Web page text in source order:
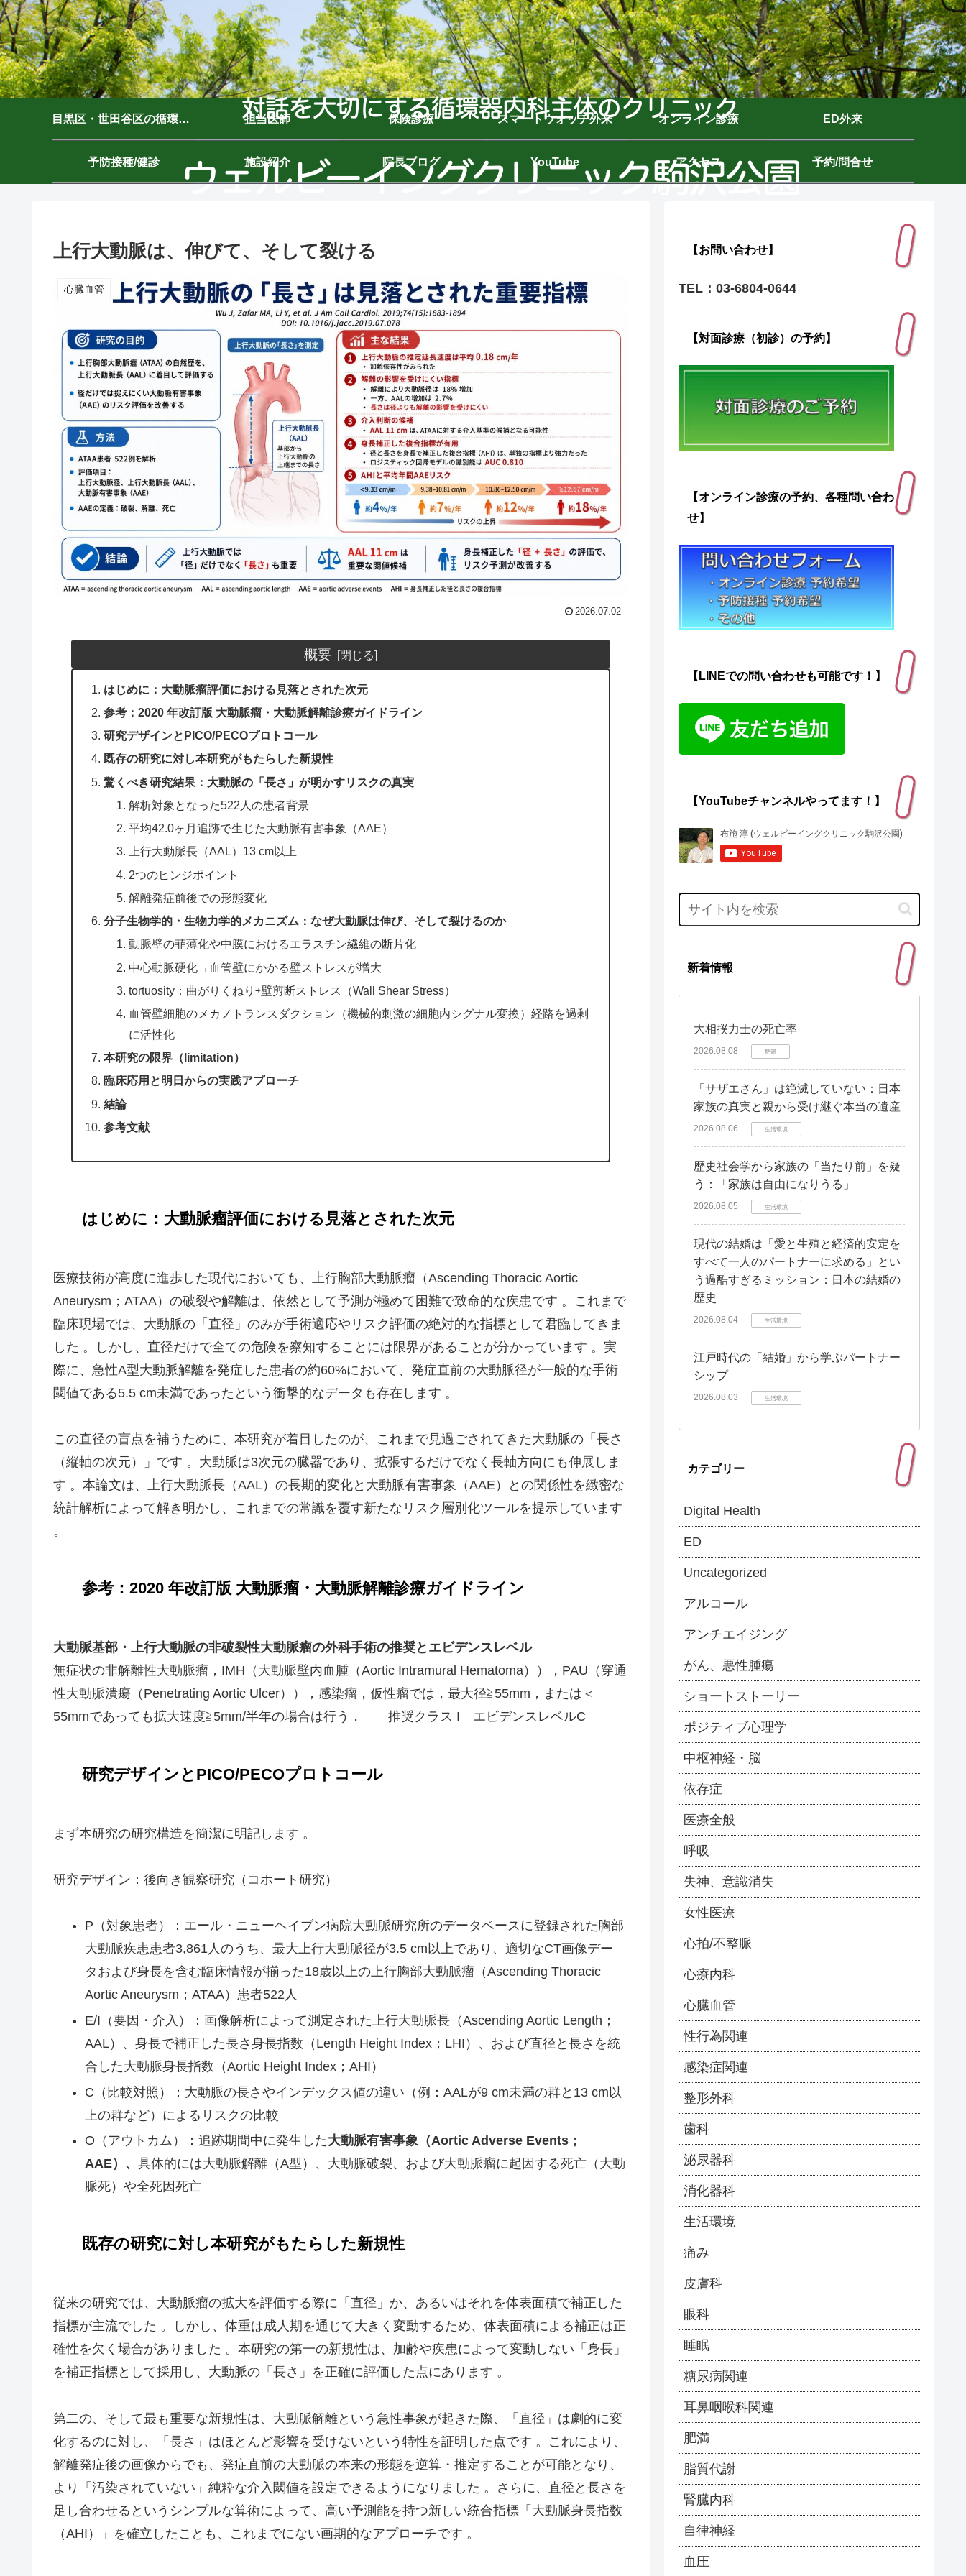
目黒区・世田谷区の循環器内科｜ウェルビーイングクリニック駒沢公園｜駒沢大学駅7分 担当医師 保険診療 スマートウォッチ外来 オンライン診療 ED外来
予防接種/健診 施設紹介 院長ブログ YouTube アクセス 予約/問合せ
上行大動脈は、伸びて、そして裂ける
心臓血管
2026.07.02
概要
はじめに：大動脈瘤評価における見落とされた次元
参考：2020 年改訂版 大動脈瘤・大動脈解離診療ガイドライン
研究デザインとPICO/PECOプロトコール
既存の研究に対し本研究がもたらした新規性
驚くべき研究結果：大動脈の「長さ」が明かすリスクの真実
解析対象となった522人の患者背景
平均42.0ヶ月追跡で生じた大動脈有害事象（AAE）
上行大動脈長（AAL）13 cm以上
2つのヒンジポイント
解離発症前後での形態変化
分子生物学的・生物力学的メカニズム：なぜ大動脈は伸び、そして裂けるのか
動脈壁の菲薄化や中膜におけるエラスチン繊維の断片化
中心動脈硬化→血管壁にかかる壁ストレスが増大
tortuosity：曲がりくねり⇨壁剪断ストレス（Wall Shear Stress）
血管壁細胞のメカノトランスダクション（機械的刺激の細胞内シグナル変換）経路を過剰
に活性化
本研究の限界（limitation）
臨床応用と明日からの実践アプローチ
結論
参考文献
はじめに：大動脈瘤評価における見落とされた次元
医療技術が高度に進歩した現代においても、上行胸部大動脈瘤（Ascending Thoracic Aortic
Aneurysm；ATAA）の破裂や解離は、依然として予測が極めて困難で致命的な疾患です 。これまで
臨床現場では、大動脈の「直径」のみが手術適応やリスク評価の絶対的な指標として君臨してきま
した 。しかし、直径だけで全ての危険を察知することには限界があることが分かっています 。実
際に、急性A型大動脈解離を発症した患者の約60%において、発症直前の大動脈径が一般的な手術
閾値である5.5 cm未満であったという衝撃的なデータも存在します 。
この直径の盲点を補うために、本研究が着目したのが、これまで見過ごされてきた大動脈の「長さ
（縦軸の次元）」です 。大動脈は3次元の臓器であり、拡張するだけでなく長軸方向にも伸展しま
す 。本論文は、上行大動脈長（AAL）の長期的変化と大動脈有害事象（AAE）との関係性を緻密な
統計解析によって解き明かし、これまでの常識を覆す新たなリスク層別化ツールを提示しています
。
参考：2020 年改訂版 大動脈瘤・大動脈解離診療ガイドライン
大動脈基部・上行大動脈の非破裂性大動脈瘤の外科手術の推奨とエビデンスレベル
無症状の非解離性大動脈瘤，IMH（大動脈壁内血腫（Aortic Intramural Hematoma）），PAU（穿通
性大動脈潰瘍（Penetrating Aortic Ulcer）），感染瘤，仮性瘤では，最大径≧55mm，または＜
55mmであっても拡大速度≧5mm/半年の場合は行う． 推奨クラス I エビデンスレベルC
研究デザインとPICO/PECOプロトコール
まず本研究の研究構造を簡潔に明記します 。
研究デザイン：後向き観察研究（コホート研究）
P（対象患者）：エール・ニューヘイブン病院大動脈研究所のデータベースに登録された胸部
大動脈疾患患者3,861人のうち、最大上行大動脈径が3.5 cm以上であり、適切なCT画像デー
タおよび身長を含む臨床情報が揃った18歳以上の上行胸部大動脈瘤（Ascending Thoracic
Aortic Aneurysm；ATAA）患者522人
E/I（要因・介入）：画像解析によって測定された上行大動脈長（Ascending Aortic Length；
AAL）、身長で補正した長さ身長指数（Length Height Index；LHI）、および直径と長さを統
合した大動脈身長指数（Aortic Height Index；AHI）
C（比較対照）：大動脈の長さやインデックス値の違い（例：AALが9 cm未満の群と13 cm以
上の群など）によるリスクの比較
O（アウトカム）：追跡期間中に発生した大動脈有害事象（Aortic Adverse Events；
AAE）、 具体的には大動脈解離（A型）、大動脈破裂、および大動脈瘤に起因する死亡（大動
脈死）や全死因死亡
既存の研究に対し本研究がもたらした新規性
従来の研究では、大動脈瘤の拡大を評価する際に「直径」か、あるいはそれを体表面積で補正した
指標が主流でした 。しかし、体重は成人期を通じて大きく変動するため、体表面積による補正は正
確性を欠く場合がありました 。本研究の第一の新規性は、加齢や疾患によって変動しない「身長」
を補正指標として採用し、大動脈の「長さ」を正確に評価した点にあります 。
第二の、そして最も重要な新規性は、大動脈解離という急性事象が起きた際、「直径」は劇的に変
化するのに対し、「長さ」はほとんど影響を受けないという特性を証明した点です 。これにより、
解離発症後の画像からでも、発症直前の大動脈の本来の形態を逆算・推定することが可能となり、
より「汚染されていない」純粋な介入閾値を設定できるようになりました 。さらに、直径と長さを
足し合わせるというシンプルな算術によって、高い予測能を持つ新しい統合指標「大動脈身長指数
（AHI）」を確立したことも、これまでにない画期的なアプローチです 。
【お問い合わせ】
TEL：03-6804-0644
【対面診療（初診）の予約】
【オンライン診療の予約、各種問い合わ
せ】
【LINEでの問い合わせも可能です！】
【YouTubeチャンネルやってます！】
新着情報
大相撲力士の死亡率
2026.08.08 肥満
「サザエさん」は絶滅していない：日本
家族の真実と親から受け継ぐ本当の遺産
2026.08.06 生活環境
歴史社会学から家族の「当たり前」を疑
う：「家族は自由になりうる」
2026.08.05 生活環境
現代の結婚は「愛と生殖と経済的安定を
すべて一人のパートナーに求める」とい
う過酷すぎるミッション：日本の結婚の
歴史
2026.08.04 生活環境
江戸時代の「結婚」から学ぶパートナー
シップ
2026.08.03 生活環境
カテゴリー
Digital Health
ED
Uncategorized
アルコール
アンチエイジング
がん、悪性腫瘍
ショートストーリー
ポジティブ心理学
中枢神経・脳
依存症
医療全般
呼吸
失神、意識消失
女性医療
心拍/不整脈
心療内科
心臓血管
性行為関連
感染症関連
整形外科
歯科
泌尿器科
消化器科
生活環境
痛み
皮膚科
眼科
睡眠
糖尿病関連
耳鼻咽喉科関連
肥満
脂質代謝
腎臓内科
自律神経
血圧